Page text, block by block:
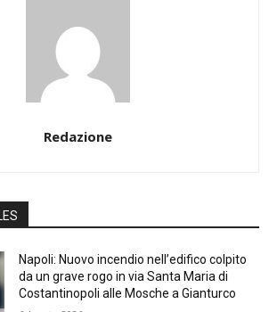
Redazione
Napoli: Nuovo incendio nell’edifico colpito
da un grave rogo in via Santa Maria di
Costantinopoli alle Mosche a Gianturco